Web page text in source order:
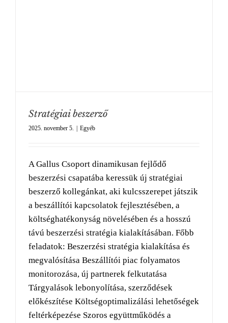
Stratégiai beszerző
2025. november 5. Egyéb
A Gallus Csoport dinamikusan fejlődő
beszerzési csapatába keressük új stratégiai
beszerző kollegánkat, aki kulcsszerepet játszik
a beszállítói kapcsolatok fejlesztésében, a
költséghatékonyság növelésében és a hosszú
távú beszerzési stratégia kialakításában. Főbb
feladatok: Beszerzési stratégia kialakítása és
megvalósítása Beszállítói piac folyamatos
monitorozása, új partnerek felkutatása
Tárgyalások lebonyolítása, szerződések
előkészítése Költségoptimalizálási lehetőségek
feltérképezése Szoros együttműködés a